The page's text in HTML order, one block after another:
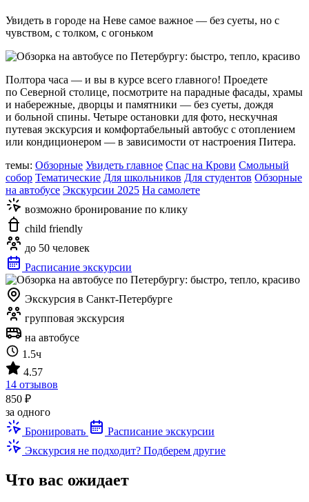
Увидеть в городе на Неве самое важное — без суеты, но с
чувством, с толком, с огоньком
Полтора часа — и вы в курсе всего главного! Проедете
по Северной столице, посмотрите на парадные фасады, храмы
и набережные, дворцы и памятники — без суеты, дождя
и больной спины. Четыре остановки для фото, нескучная
путевая экскурсия и комфортабельный автобус с отоплением
или кондиционером — в зависимости от настроения Питера.
темы: Обзорные Увидеть главное Спас на Крови Смольный
собор Тематические Для школьников Для студентов Обзорные
на автобусе Экскурсии 2025 На самолете
возможно бронирование по клику
child friendly
до 50 человек
Расписание экскурсии
Экскурсия в Санкт-Петербурге
групповая экскурсия
на автобусе
1.5ч
4.57
14 отзывов
850 ₽
за одного
Бронировать
Расписание экскурсии
Экскурсия не подходит? Подберем другие
Что вас ожидает